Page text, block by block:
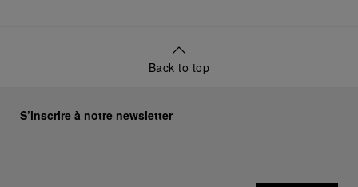
Back to top
S’inscrire à notre newsletter